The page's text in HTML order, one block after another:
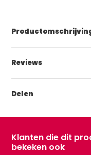
Reviews
Delen
Klanten die dit
bekeken ook